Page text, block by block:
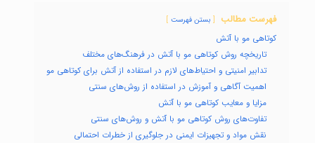
فهرست مطالب بستن فهرست
کوتاهی مو با آتش
تاریخچه روش کوتاهی مو با آتش در فرهنگ‌های مختلف
تدابیر امنیتی و احتیاط‌های لازم در استفاده از آتش برای کوتاهی مو
اهمیت آگاهی و آموزش در استفاده از روش‌های سنتی
مزایا و معایب کوتاهی مو با آتش
تفاوت‌های روش کوتاهی مو با آتش و روش‌های سنتی
نقش مواد و تجهیزات ایمنی در جلوگیری از خطرات احتمالی